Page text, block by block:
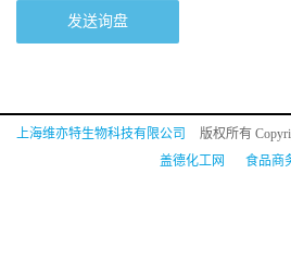
发送询盘
上海维亦特生物科技有限公司 版权所有
盖德化工网
食品商